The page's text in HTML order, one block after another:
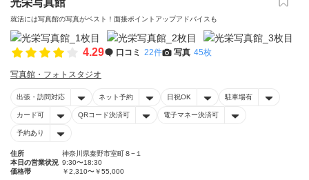
光栄写真館
就活には写真館の写真がベスト！面接ポイントアップアドバイスも
4.29 口コミ 22件 写真 45枚
写真館・フォトスタジオ
出張・訪問対応 ネット予約 日祝OK 駐車場有
カード可 QRコード決済可 電子マネー決済可
予約あり
住所
神奈川県秦野市室町８−１
本日の営業状況 9:30〜18:30
価格帯
￥2,310〜￥55,000